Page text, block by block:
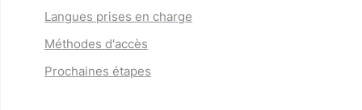
Langues prises en charge
Méthodes d'accès
Prochaines étapes